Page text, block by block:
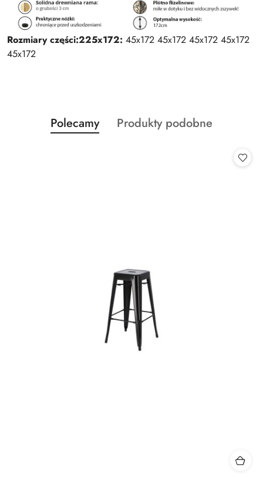
Rozmiary części:225x172: 45x172 45x172 45x172 45x172
45x172
Pomiń karuzelę produktów
Produkty
o
Polecamy
Produkty
Produkty podobne